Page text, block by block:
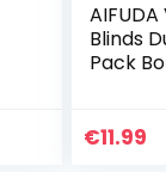
Blinds
Pack
€11.99